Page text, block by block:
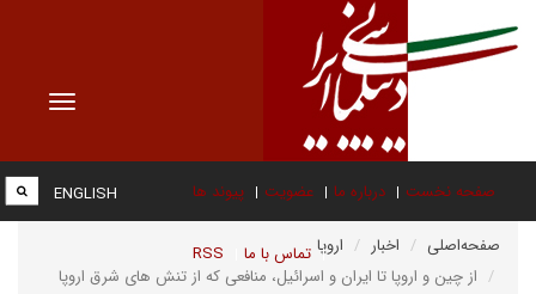
Toggle
صفحه نخست درباره ما عضویت پیوند ها
تماس با ما RSS
ENGLISH
صفحه‌اصلی اخبار
اروپا
از چین و اروپا تا ایران و اسرائیل، منافعی که از تنش های شرق اروپا